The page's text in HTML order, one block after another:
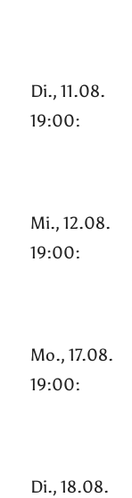
Di., 11.08.
19:00:
Mi., 12.08.
19:00:
Mo., 17.08.
19:00:
Di., 18.08.